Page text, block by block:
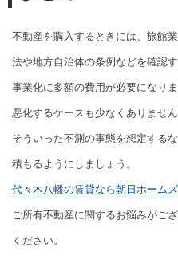
不動産を購入するときには、旅館
法や地方自治体の条例などを確認
事業化に多額の費用が必要になり
悪化するケースも少なくありません
そういった不測の事態を想定する
積もるようにしましょう。
代々木八幡の賃貸なら朝日ホーム
ご所有不動産に関するお悩みがご
ください。